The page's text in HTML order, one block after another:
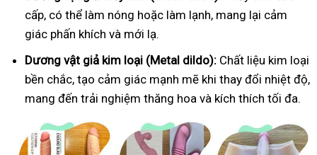
cấp, có thể làm nóng hoặc làm lạnh, mang lại cảm
giác phấn khích và mới lạ.
Dương vật giả kim loại (Metal dildo): Chất liệu kim loại
bền chắc, tạo cảm giác mạnh mẽ khi thay đổi nhiệt độ,
mang đến trải nghiệm thăng hoa và kích thích tối đa.